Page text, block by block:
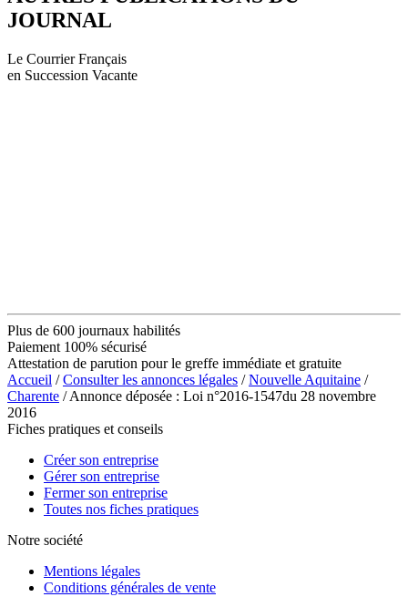
JOURNAL
Le Courrier Français
en Succession Vacante
Plus de 600 journaux habilités
Paiement 100% sécurisé
Attestation de parution pour le greffe immédiate et gratuite
Accueil /Consulter les annonces légales /Nouvelle Aquitaine /
Charente / Annonce déposée : Loi n°2016-1547du 28 novembre
2016
Fiches pratiques et conseils
Créer son entreprise
Gérer son entreprise
Fermer son entreprise
Toutes nos fiches pratiques
Notre société
Mentions légales
Conditions générales de vente